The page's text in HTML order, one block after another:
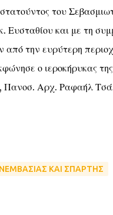
του
Ευσταθίου και με τη
από την ευρύτερη
ο ιεροκήρυκας
Πανοσ. Αρχ. Ραφαήλ
ΚΑΙ ΣΠΑΡΤΗΣ